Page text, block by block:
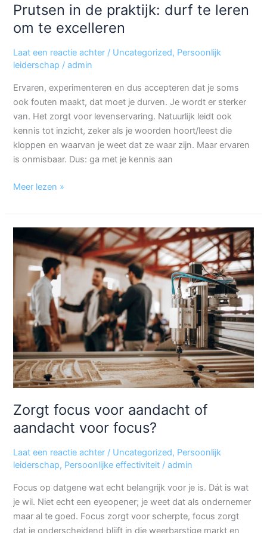
Prutsen in de praktijk: durf te leren
om te excelleren
Laat een reactie achter / Uncategorized, Persoonlijk
leiderschap /admin
Ervaren, experimenteren en dus accepteren dat je soms
ook fouten maakt, dat moet je durven. Je wordt er sterker
van. Het zorgt voor levenservaring. Natuurlijk leidt ook
kennis tot inzicht, zeker als je woorden hoort/leest die
kloppen en waarvan je weet dat ze waar zijn. Maar ervaren
is onmisbaar. Dus: ga met je kennis aan
Meer lezen »
Zorgt focus voor aandacht of
aandacht voor focus?
Laat een reactie achter / Uncategorized, Persoonlijk
leiderschap, Persoonlijke effectiviteit /admin
Focus op datgene wat echt belangrijk voor je is. Dát is wat
je wil. Niet echt een eyeopener; je weet dat als ondernemer
maar al te goed. Focus zorgt voor scherpte, focus zorgt
dat je onderscheidend blijft in die weerbarstige markt en
focus
voor
aandacht
aandacht
voor
focus?